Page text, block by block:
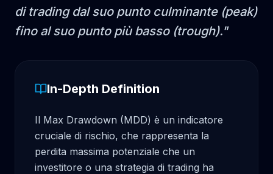
di trading dal suo punto culminante (peak)
fino al suo punto più basso (trough)."
In-Depth Definition
Il Max Drawdown (MDD) è un indicatore
cruciale di rischio, che rappresenta la
perdita massima potenziale che un
investitore o una strategia di trading ha